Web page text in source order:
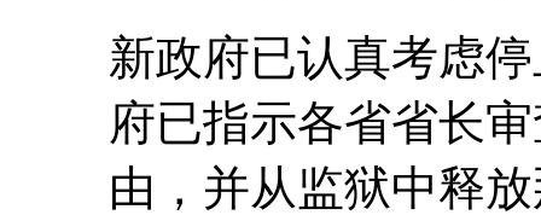
新政府已认真考虑
府已指示各省省长
由，并从监狱中释